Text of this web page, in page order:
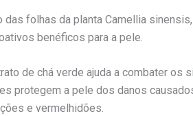
das folhas da planta Camellia
benéficos para a pele.
de chá verde ajuda a combater
protegem a pele dos danos
e vermelhidões.